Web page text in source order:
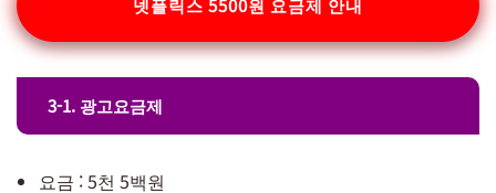
넷플릭스 5500원 요금제 안내
3-1. 광고요금제
요금 : 5천 5백원